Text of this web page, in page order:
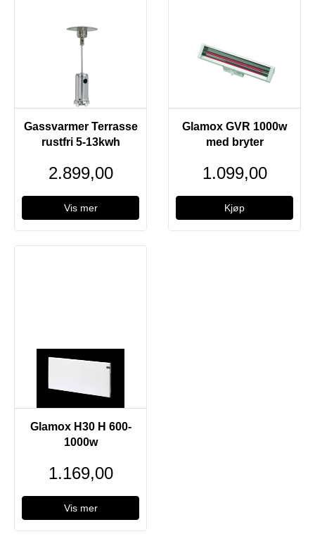
Utsolgt
Gassvarmer Terrasse
rustfri 5-13kwh
2.899,00
Vis mer
Glamox GVR 1000w
med bryter
1.099,00
Glamox H30 H 600-
1000w
1.169,00
Vis mer